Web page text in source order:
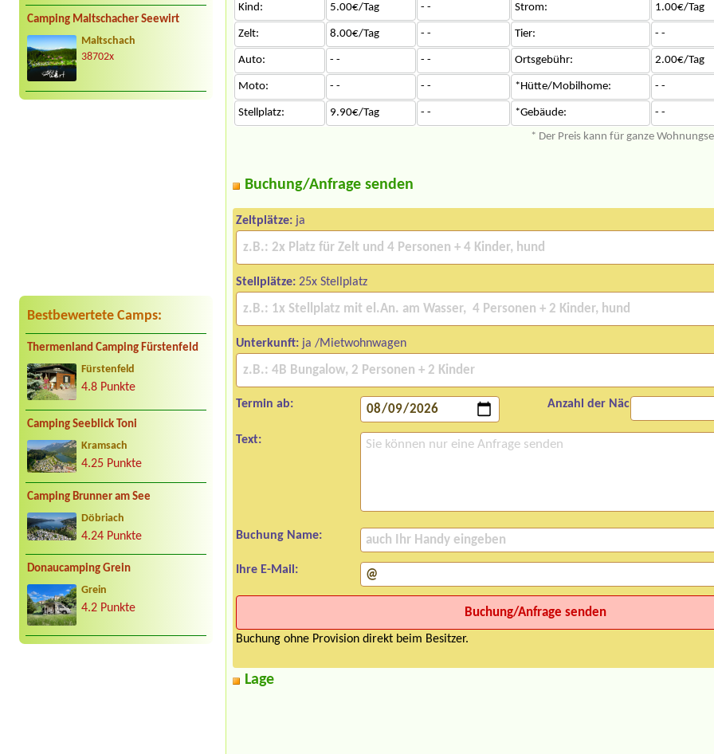
Camping Maltschacher Seewirt
Maltschach
38702x
Bestbewertete Camps:
Thermenland Camping Fürstenfeld
Fürstenfeld
4.8 Punkte
Camping Seeblick Toni
Kramsach
4.25 Punkte
Camping Brunner am See
Döbriach
4.24 Punkte
Donaucamping Grein
Grein
4.2 Punkte
Kind: 5.00€/Tag - - Strom: 1.00€/Tag
Zelt: 8.00€/Tag - - Tier: - -
Auto: - - - - Ortsgebühr: 2.00€/Tag
Moto: - - - - *Hütte/Mobilhome: - -
Stellplatz: 9.90€/Tag - - *Gebäude: - -
* Der Preis kann für ganze
Buchung/Anfrage senden
Zeltplätze: ja
Stellplätze: 25x Stellplatz
Unterkunft: ja /Mietwohnwagen
Termin ab: Anzahl der Nächte:
Text:
Buchung Name:
Ihre E-Mail:
Buchung ohne Provision direkt beim Besitzer.
Lage